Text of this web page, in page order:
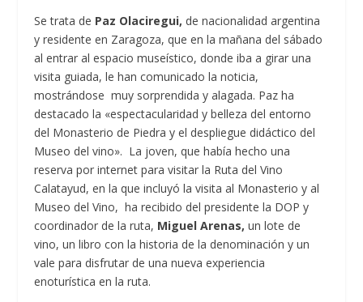
Se trata de Paz Olaciregui, de nacionalidad argentina
y residente en Zaragoza, que en la mañana del sábado
al entrar al espacio museístico, donde iba a girar una
visita guiada, le han comunicado la noticia,
mostrándose muy sorprendida y alagada. Paz ha
destacado la «espectacularidad y belleza del entorno
del Monasterio de Piedra y el despliegue didáctico del
Museo del vino». La joven, que había hecho una
reserva por internet para visitar la Ruta del Vino
Calatayud, en la que incluyó la visita al Monasterio y al
Museo del Vino, ha recibido del presidente la DOP y
coordinador de la ruta, Miguel Arenas, un lote de
vino, un libro con la historia de la denominación y un
vale para disfrutar de una nueva experiencia
enoturística en la ruta.